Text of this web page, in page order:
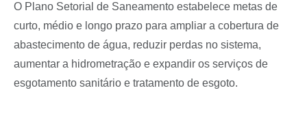
O Plano Setorial de Saneamento estabelece metas de
curto, médio e longo prazo para ampliar a cobertura de
abastecimento de água, reduzir perdas no sistema,
aumentar a hidrometração e expandir os serviços de
esgotamento sanitário e tratamento de esgoto.